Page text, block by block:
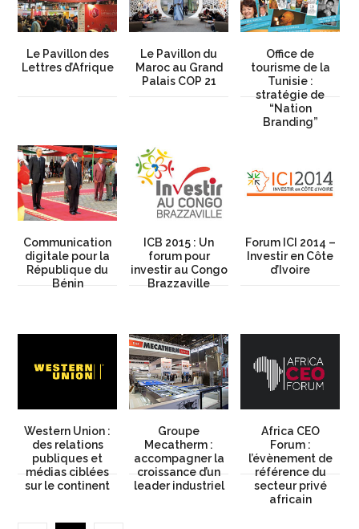
Le Pavillon des
Lettres d’Afrique
Le Pavillon du
Maroc au Grand
Palais COP 21
Office de
tourisme de la
Tunisie :
stratégie de
“Nation
Branding”
Communication
digitale pour la
République du
Bénin
ICB 2015 : Un
forum pour
investir au Congo
Brazzaville
Forum ICI 2014 –
Investir en Côte
d’Ivoire
Western Union :
des relations
publiques et
médias ciblées
sur le continent
Groupe
Mecatherm :
accompagner la
croissance d’un
leader industriel
Africa CEO
Forum :
l’évènement de
référence du
secteur privé
africain